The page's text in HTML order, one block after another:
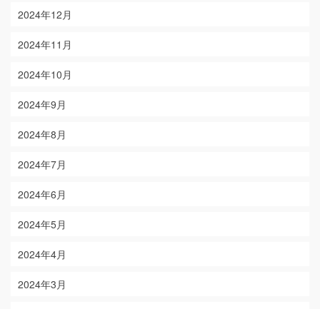
2024年12月
2024年11月
2024年10月
2024年9月
2024年8月
2024年7月
2024年6月
2024年5月
2024年4月
2024年3月